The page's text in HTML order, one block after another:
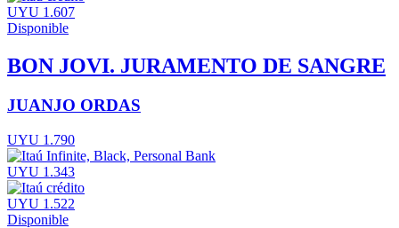
UYU 1.607
Disponible
BON JOVI. JURAMENTO DE SANGRE
JUANJO ORDAS
UYU 1.790
UYU 1.343
UYU 1.522
Disponible